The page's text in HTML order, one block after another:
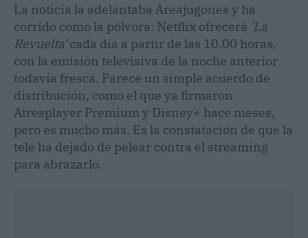
La noticia la adelantaba Areajugones y ha
corrido como la pólvora: Netflix ofrecerá 'La
Revuelta'cada día a partir de las 10.00 horas,
con la emisión televisiva de la noche anterior
todavía fresca. Parece un simple acuerdo de
distribución, como el que ya firmaron
Atresplayer Premium y Disney+ hace meses,
pero es mucho más. Es la constatación de que la
tele ha dejado de pelear contra el streaming
para abrazarlo.